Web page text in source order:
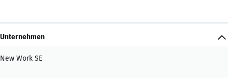
Unternehmen
New Work SE